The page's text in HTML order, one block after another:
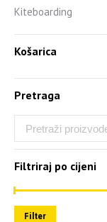
Kiteboarding
Košarica
Pretraga
Filtriraj po cijeni
Filter